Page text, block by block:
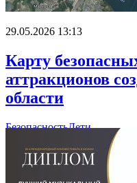
29.05.2026 13:13
Карту
аттракционов
области
БезопасностьДети